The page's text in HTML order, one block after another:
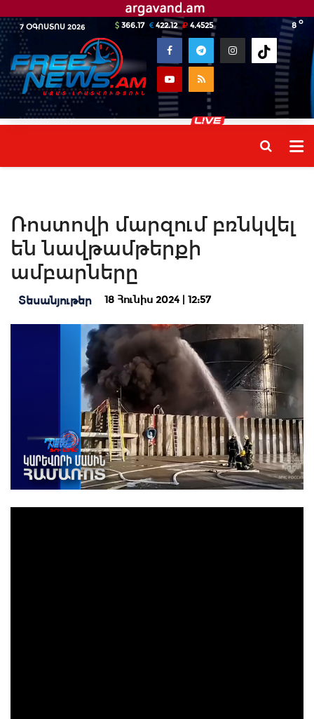
7 ՕԳՈՍՏՈՍ 2026 8 o
366.17 422.12 4.4525
Ռոստովի մարզում բռնկվել
են նավթամթերքի
ամբարները
Տեսանյութեր 18 Հունիս 2024 | 12:57